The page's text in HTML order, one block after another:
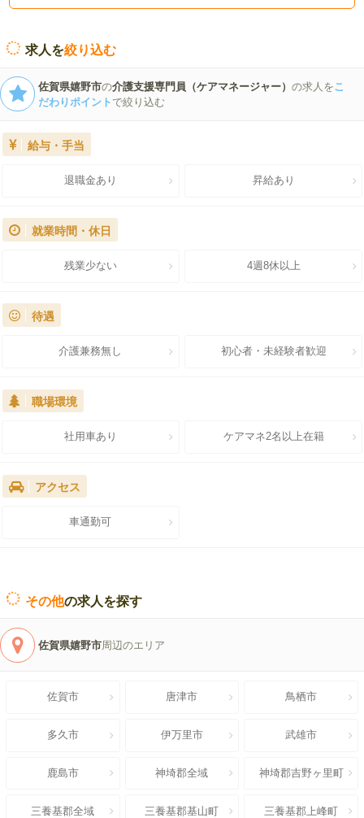
求人を絞り込む
佐賀県嬉野市の介護支援専門員（ケアマネージャー）の求人をこ
だわりポイント で絞り込む
給与・手当
退職金あり 昇給あり
就業時間・休日
残業少ない 4週8休以上
待遇
介護兼務無し 初心者・未経験者歓迎
職場環境
社用車あり ケアマネ2名以上在籍
アクセス
車通勤可
その他の求人を探す
佐賀県嬉野市 周辺のエリア
佐賀市 唐津市 鳥栖市
多久市 伊万里市 武雄市
鹿島市 神埼郡全域 神埼郡吉野ヶ里町
三養基郡全域 三養基郡基山町 三養基郡上峰町